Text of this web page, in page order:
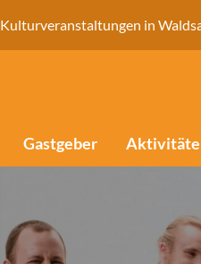
Kulturveranstaltungen in
Gastgeber